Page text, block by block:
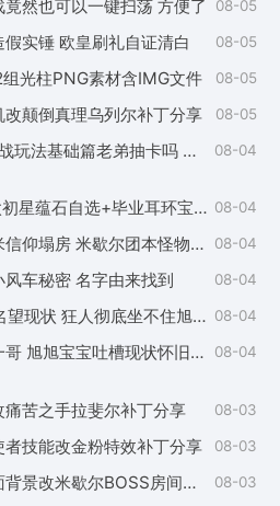
然也可以一键扫荡 方便了 08-05
实锤 欧皇刷礼自证清白 08-05
光柱PNG素材含IMG文件 08-05
颠倒真理乌列尔补丁分享 08-05
8.6阿拉德谋略战玩法基础篇老弟抽卡吗 不花钱 08-04
8.6更新解析 太初星蕴石自选+毕业耳环宝珠全拿法 08-04
全知全能的雷米信仰塌房 米歇尔团本怪物图鉴故事一览 08-04
车秘密 名字由来找到 08-04
国服前10剑魂名望现状 狂人彻底坐不住旭旭宝宝无所畏惧 08-04
狂人被钦定为一哥 旭旭宝宝吐槽现状怀旧服备受期待 08-04
苦之手拉斐尔补丁分享 08-03
技能改金粉特效补丁分享 08-03
赛丽亚房间界面背景改米歇尔BOSS房间补丁 08-03